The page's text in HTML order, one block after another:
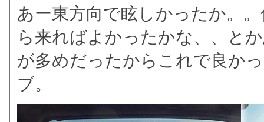
あー東方向で眩しかったか。
ら来ればよかったかな、、と
が多めだったからこれで良か
ブ。